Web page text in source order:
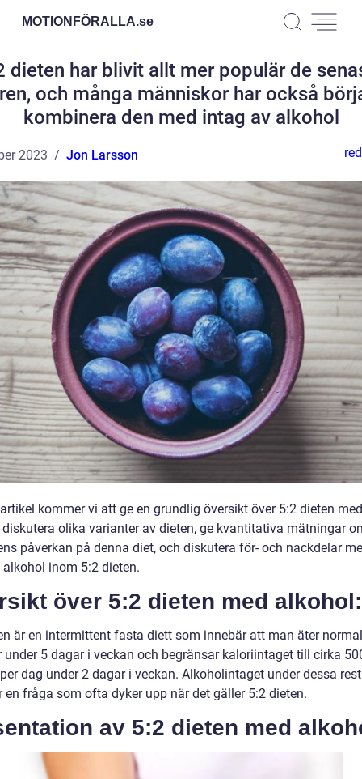
MOTIONFÖRALLA.se
dieten har blivit allt mer populär de
och många människor har också
kombinera den med intag av alkohol
2023 Jon Larsson
kommer vi att ge en grundlig översikt över 5:2 dieten med
olika varianter av dieten, ge kvantitativa mätningar
påverkan på denna diet, och diskutera för- och nackdelar
alkohol inom 5:2 dieten.
över 5:2 dieten med alkohol:
är en intermittent fasta diett som innebär att man äter
under 5 dagar i veckan och begränsar kaloriintaget till cirka
dag under 2 dagar i veckan. Alkoholintaget under dessa
en fråga som ofta dyker upp när det gäller 5:2 dieten.
av 5:2 dieten med